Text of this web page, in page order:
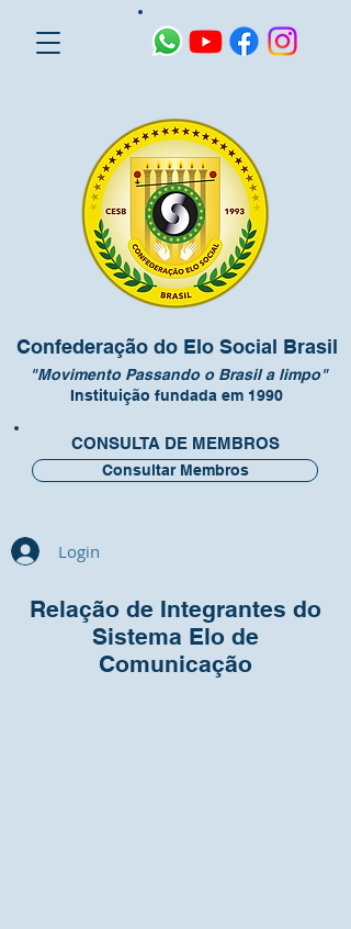
Confederação do Elo Social Brasil
"Movimento Passando o Brasil a limpo"
Instituição fundada em 1990
CONSULTA DE MEMBROS
Consultar Membros
Login
Relação de Integrantes do
Sistema Elo de
Comunicação